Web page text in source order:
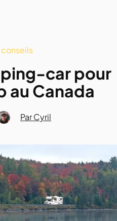
car pour
au Canada
Par Cyril